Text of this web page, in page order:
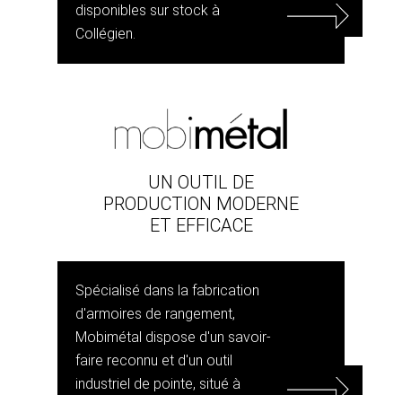
disponibles sur stock à
Collégien.
UN OUTIL DE
PRODUCTION MODERNE
ET EFFICACE
Spécialisé dans la fabrication
d'armoires de rangement,
Mobimétal dispose d'un savoir-
faire reconnu et d'un outil
industriel de pointe, situé à